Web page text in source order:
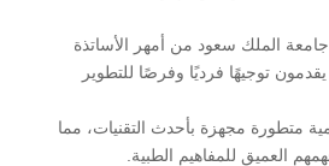
الملك سعود من أمهر الأساتذة
توجيهًا فرديًا وفرصًا للتطوير
متطورة مجهزة بأحدث التقنيات، مما
العميق للمفاهيم الطبية.